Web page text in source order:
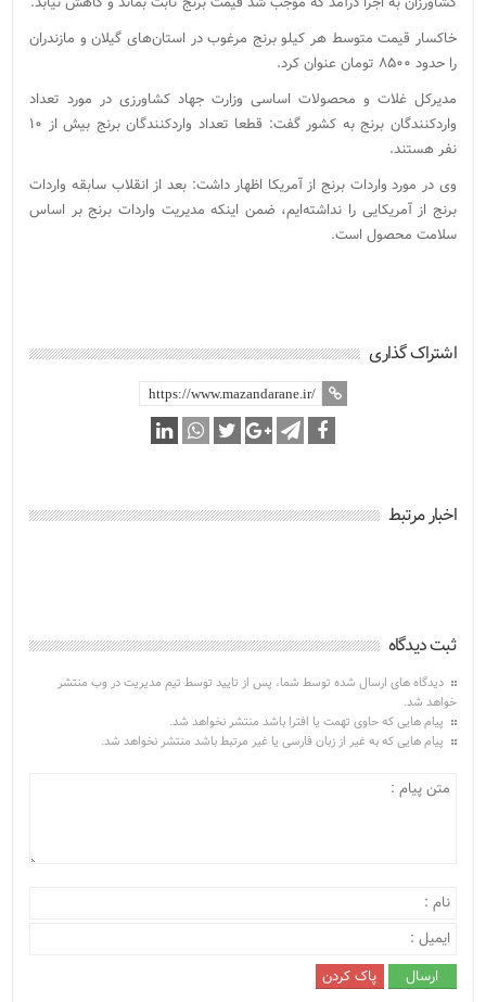
خاکسار قیمت متوسط هر کیلو برنج مرغوب در استان‌های گیلان و مازندران
را حدود ۸۵۰۰ تومان عنوان کرد.
مدیرکل غلات و محصولات اساسی وزارت جهاد کشاورزی در مورد تعداد
واردکنندگان برنج به کشور گفت: قطعا تعداد واردکنندگان برنج بیش از ۱۰
نفر هستند.
وی در مورد واردات برنج از آمریکا اظهار داشت: بعد از انقلاب سابقه واردات
برنج از آمریکایی را نداشته‌ایم، ضمن اینکه مدیریت واردات برنج بر اساس
سلامت محصول است.
اشتراک گذاری
اخبار مرتبط
ثبت دیدگاه
دیدگاه های ارسال شده توسط شما، پس از تایید توسط تیم مدیریت در وب منتشر
خواهد شد.
پیام هایی که حاوی تهمت یا افترا باشد منتشر نخواهد شد.
پیام هایی که به غیر از زبان فارسی یا غیر مرتبط باشد منتشر نخواهد شد.